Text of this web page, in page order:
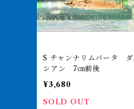
S チャンナリムバータ ダルメ
シアン 7㎝前後
¥3,680
SOLD OUT